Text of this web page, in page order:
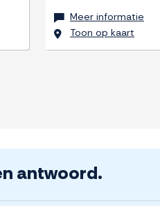
Meer informatie
Toon op kaart
antwoord.